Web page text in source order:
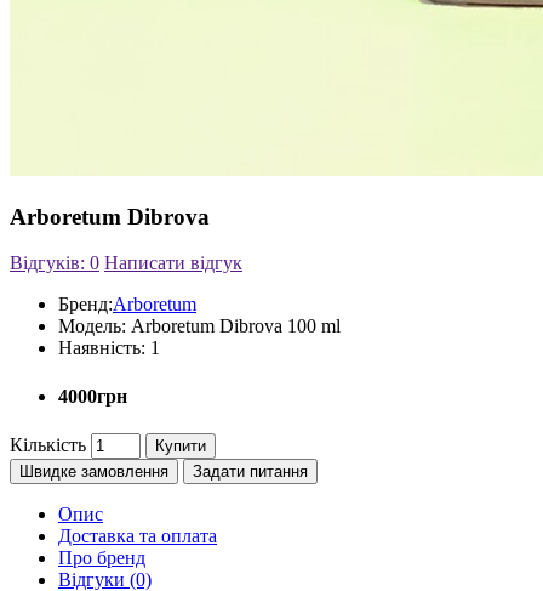
Arboretum Dibrova
Відгуків: 0 Написати відгук
Бренд:Arboretum
Модель: Arboretum Dibrova 100 ml
Наявність: 1
4000грн
Кількість
Купити
Швидке замовлення
Задати питання
Опис
Доставка та оплата
Про бренд
Відгуки (0)